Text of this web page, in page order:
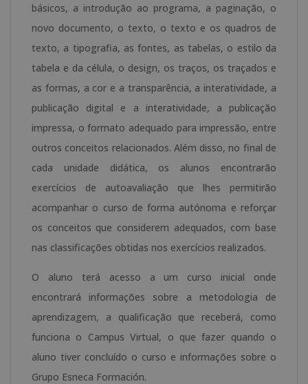
básicos, a introdução ao programa, a paginação, o
novo documento, o texto, o texto e os quadros de
texto, a tipografia, as fontes, as tabelas, o estilo da
tabela e da célula, o design, os traços, os traçados e
as formas, a cor e a transparência, a interatividade, a
publicação digital e a interatividade, a publicação
impressa, o formato adequado para impressão, entre
outros conceitos relacionados. Além disso, no final de
cada unidade didática, os alunos encontrarão
exercícios de autoavaliação que lhes permitirão
acompanhar o curso de forma autónoma e reforçar
os conceitos que considerem adequados, com base
nas classificações obtidas nos exercícios realizados.
O aluno terá acesso a um curso inicial onde
encontrará informações sobre a metodologia de
aprendizagem, a qualificação que receberá, como
funciona o Campus Virtual, o que fazer quando o
aluno tiver concluído o curso e informações sobre o
Grupo Esneca Formación.